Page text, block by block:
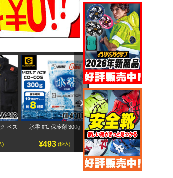
ベス
)
氷零 0℃ 保冷剤 300g
¥493 (税込)
アヴィレックスワーク 半袖
ブルゾン AV413
¥7,500 (税込)
Next